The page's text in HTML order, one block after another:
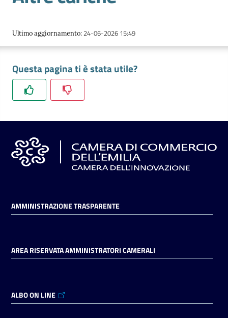
Gestire
l'impresa
e
territorio
Tutelare
l'Impresa
in
digitale
Ultimo aggiornamento: 24-06-2026 15:49
Questa pagina ti è stata utile?
AMMINISTRAZIONE TRASPARENTE
AREA RISERVATA AMMINISTRATORI CAMERALI
ALBO ON LINE